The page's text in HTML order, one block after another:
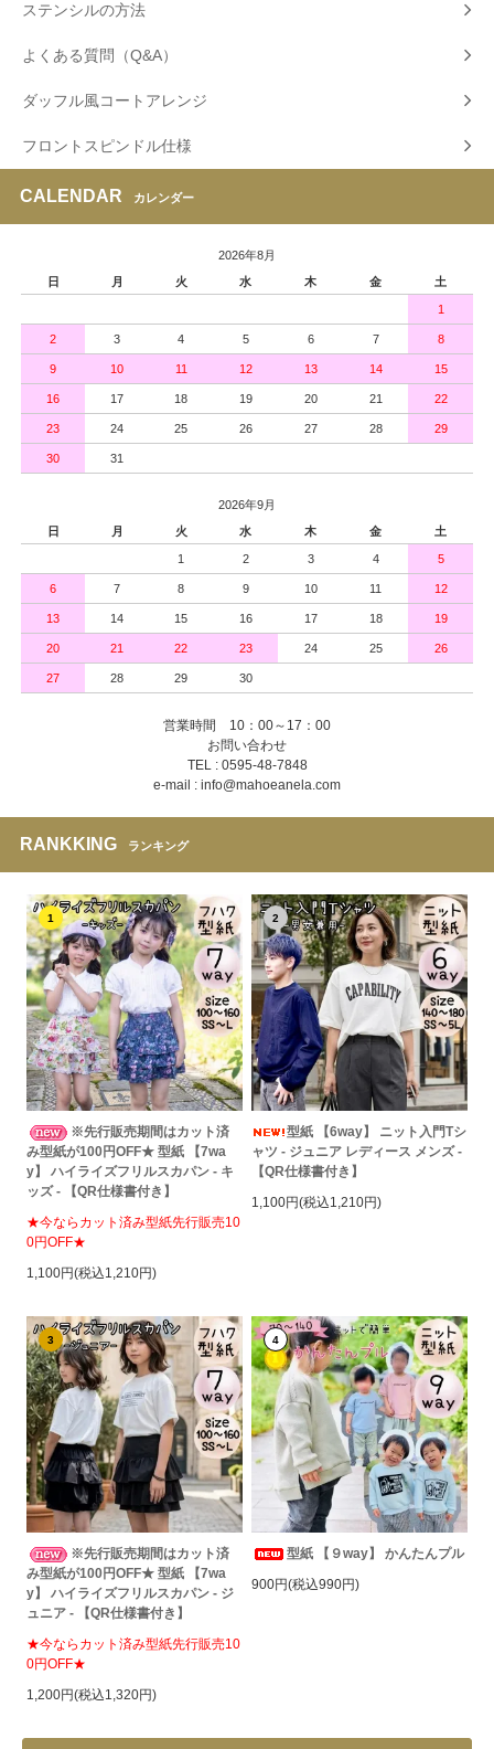
ステンシルの方法
よくある質問（Q&A）
ダッフル風コートアレンジ
フロントスピンドル仕様
CALENDAR カレンダー
2026年8月
日
月 火 水 木 金 土
1
2 3 4 5 6 7 8
9 10 11 12 13 14 15
16 17 18 19 20 21 22
23 24 25 26 27 28 29
30 31
2026年9月
日
月 火 水 木 金 土
1 2 3 4 5
6 7 8 9 10 11 12
13 14 15 16 17 18 19
20 21 22 23 24 25 26
27 28 29 30
営業時間 10：00～17：00
お問い合わせ
TEL : 0595-48-7848
e-mail : info@mahoeanela.com
RANKKING ランキング
1
※先行販売期間はカット済
み型紙が100円OFF★ 型紙 【7wa
y】 ハイライズフリルスカパン - キ
ッズ - 【QR仕様書付き】
★今ならカット済み型紙先行販売10
0円OFF★
1,100円(税込1,210円)
2
型紙 【6way】 ニット入門Tシ
ャツ - ジュニア レディース メンズ -
【QR仕様書付き】
1,100円(税込1,210円)
3
※先行販売期間はカット済
み型紙が100円OFF★ 型紙 【7wa
y】 ハイライズフリルスカパン - ジ
ュニア - 【QR仕様書付き】
★今ならカット済み型紙先行販売10
0円OFF★
1,200円(税込1,320円)
4
型紙 【９way】 かんたんプル
900円(税込990円)